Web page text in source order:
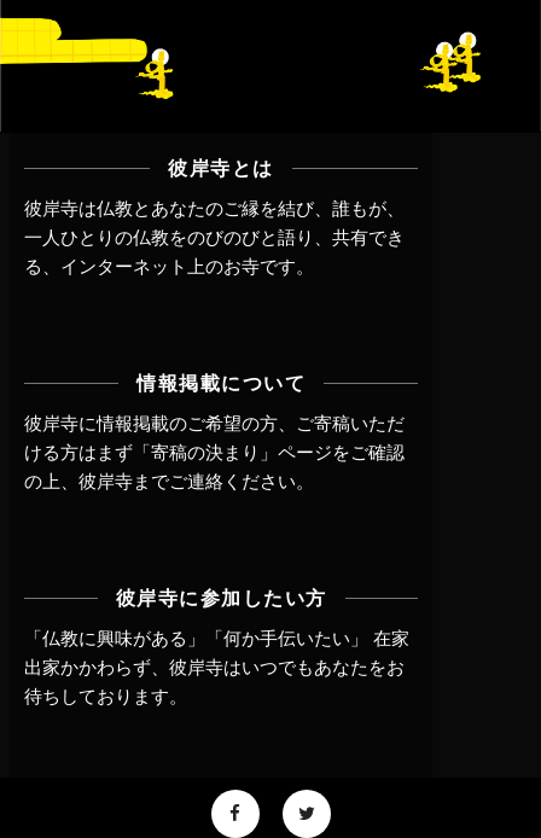
彼岸寺とは
彼岸寺は仏教とあなたのご縁を結び、誰もが、
一人ひとりの仏教をのびのびと語り、共有でき
る、インターネット上のお寺です。
情報掲載について
彼岸寺に情報掲載のご希望の方、ご寄稿いただ
ける方はまず 「寄稿の決まり」ページをご確認
の上、 彼岸寺までご連絡 ください。
彼岸寺に参加したい方
「仏教に興味がある」「何か手伝いたい」 在家
出家かかわらず、 彼岸寺はいつでもあなたをお
待ちしております。